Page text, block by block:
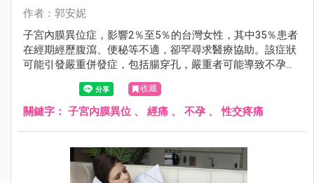
作者：郭安妮
子宮內膜異位症，影響2％至5％的台灣女性，其中35％患者
在經期經歷腹瀉、便秘等不適，卻罕尋求醫療協助。該症狀
可能引發嚴重併發症，包括腸穿孔，嚴重者可能導致不孕。
臨床表現包括經痛、不孕症、性交疼痛等。及早發現及治療
至關重要，特別對計劃生育的女性，懷孕期間的荷爾蒙變化
有助於症狀緩解。
收藏
關鍵字： 子宮內膜異位 、 經痛 、 不孕 、性交疼痛